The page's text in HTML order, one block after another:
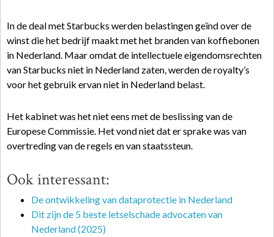
In de deal met Starbucks werden belastingen geïnd over de
winst die het bedrijf maakt met het branden van koffiebonen
in Nederland. Maar omdat de intellectuele eigendomsrechten
van Starbucks niet in Nederland zaten, werden de royalty’s
voor het gebruik ervan niet in Nederland belast.
Het kabinet was het niet eens met de beslissing van de
Europese Commissie. Het vond niet dat er sprake was van
overtreding van de regels en van staatssteun.
Ook interessant:
De ontwikkeling van dataprotectie in Nederland
Dit zijn de 5 beste letselschade advocaten van
Nederland (2025)